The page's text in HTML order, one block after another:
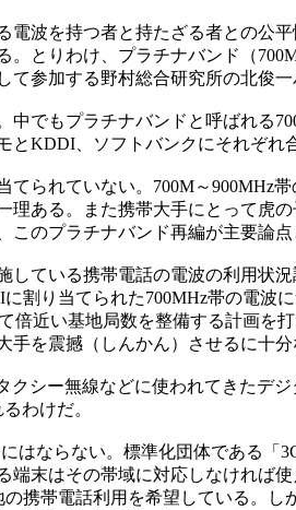
波を持つ者と持たざる者との公
とりわけ、プラチナバンド（
参加する野村総合研究所の北俊
でもプラチナバンドと呼ばれる
KDDI、ソフトバンクにそれぞれ
られていない。700M～900MHz
ある。また携帯大手にとって虎
のプラチナバンド再編が主要論点
ている携帯電話の電波の利用状
割り当てられた700MHz帯の電波
近い基地局数を整備する計画を
を震撼（しんかん）させるに十分
シー無線などに使われてきたデ
わけだ。
ならない。標準化団体である「
末はその帯域に対応しなければ
帯電話利用を希望している。し